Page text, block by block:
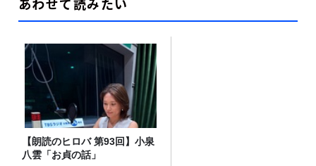
あわせて読みたい
【朗読のヒロバ 第93回】小泉
八雲「お貞の話」